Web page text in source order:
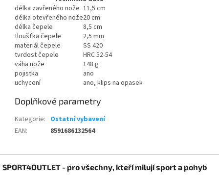
délka zavřeného nože 11,5 cm
délka otevřeného nože20 cm
délka čepele
8,5 cm
tloušťka čepele
2,5 mm
materiál čepele
SS 420
tvrdost čepele
HRC 52-54
váha nože
148 g
pojistka
ano
uchycení
ano, klips na opasek
Doplňkové parametry
Kategorie: Ostatní vybavení
EAN: 8591686132564
áSPORT4OUTLET - pro všechny, kteří milují sport a pohyb